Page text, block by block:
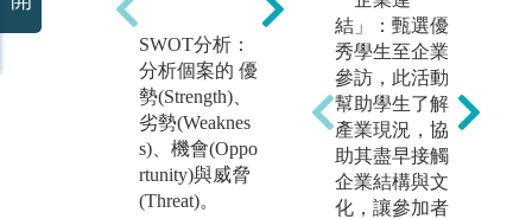
SWOT分析：
分析個案的 優
勢(Strength)、
劣勢(Weaknes
s)、機會(Oppo
rtunity)與威脅
(Threat)。
國內外企業實
際個案，引導
學生運用課堂
所學分析並提
出解決方案。
版權:CC0
結」：甄選優
秀學生至企業
參訪，此活動
幫助學生了解
產業現況，協
助其盡早接觸
企業結構與文
化，讓參加者